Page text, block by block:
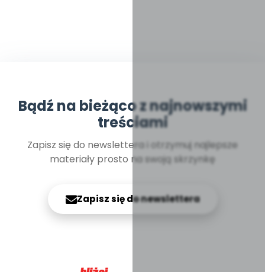
Bądź na bieżąco z najnowszymi
treściami
Zapisz się do newslettera i otrzymuj najlepsze
materiały prosto na swoją skrzynkę
Zapisz się do newslettera